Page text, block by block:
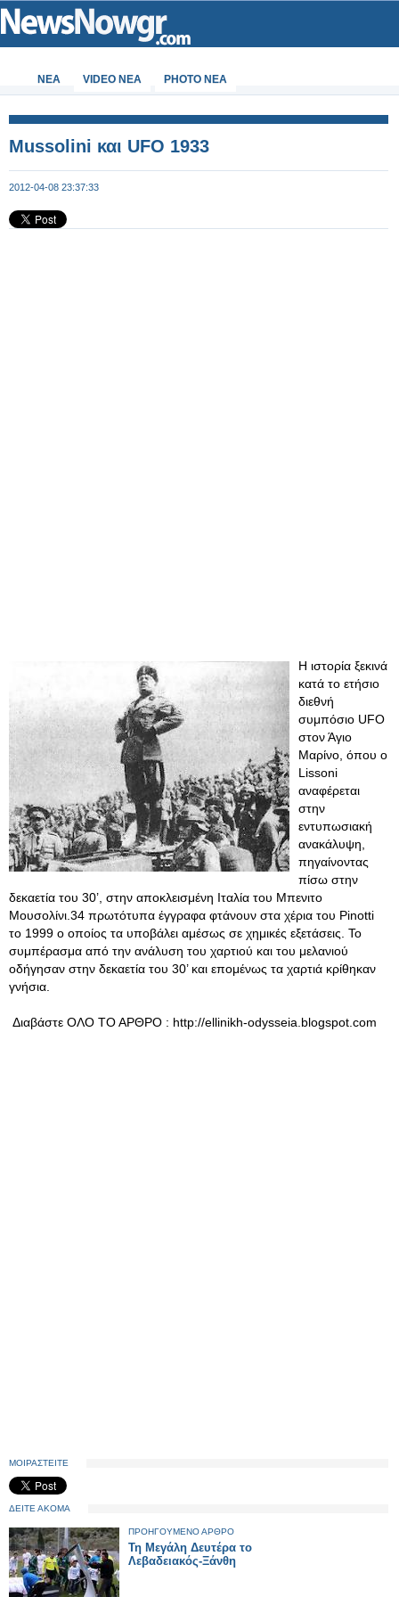
ΝΕΑ VIDEO NEA PHOTO NEA
Mussolini και UFO 1933
2012-04-08 23:37:33
Η ιστορία ξεκινά
κατά το ετήσιο
διεθνή
συμπόσιο UFO
στον Άγιο
Μαρίνο, όπου ο
Lissoni
αναφέρεται
στην
εντυπωσιακή
ανακάλυψη,
πηγαίνοντας
πίσω στην
δεκαετία του 30’, στην αποκλεισμένη Ιταλία του Μπενιτο
Μουσολίνι.34 πρωτότυπα έγγραφα φτάνουν στα χέρια του Pinotti
το 1999 ο οποίος τα υποβάλει αμέσως σε χημικές εξετάσεις. Το
συμπέρασμα από την ανάλυση του χαρτιού και του μελανιού
οδήγησαν στην δεκαετία του 30’ και επομένως τα χαρτιά κρίθηκαν
γνήσια.
Διαβάστε ΟΛΟ ΤΟ ΑΡΘΡΟ : http://ellinikh-odysseia.blogspot.com
ΜΟΙΡΑΣΤΕΙΤΕ
ΔΕΙΤΕ ΑΚΟΜΑ
ΠΡΟΗΓΟΥΜΕΝΟ ΑΡΘΡΟ
Τη Μεγάλη Δευτέρα το
Λεβαδειακός-Ξάνθη